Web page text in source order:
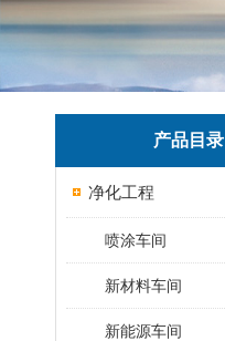
产品目录
净化工程
喷涂车间
新材料车间
新能源车间